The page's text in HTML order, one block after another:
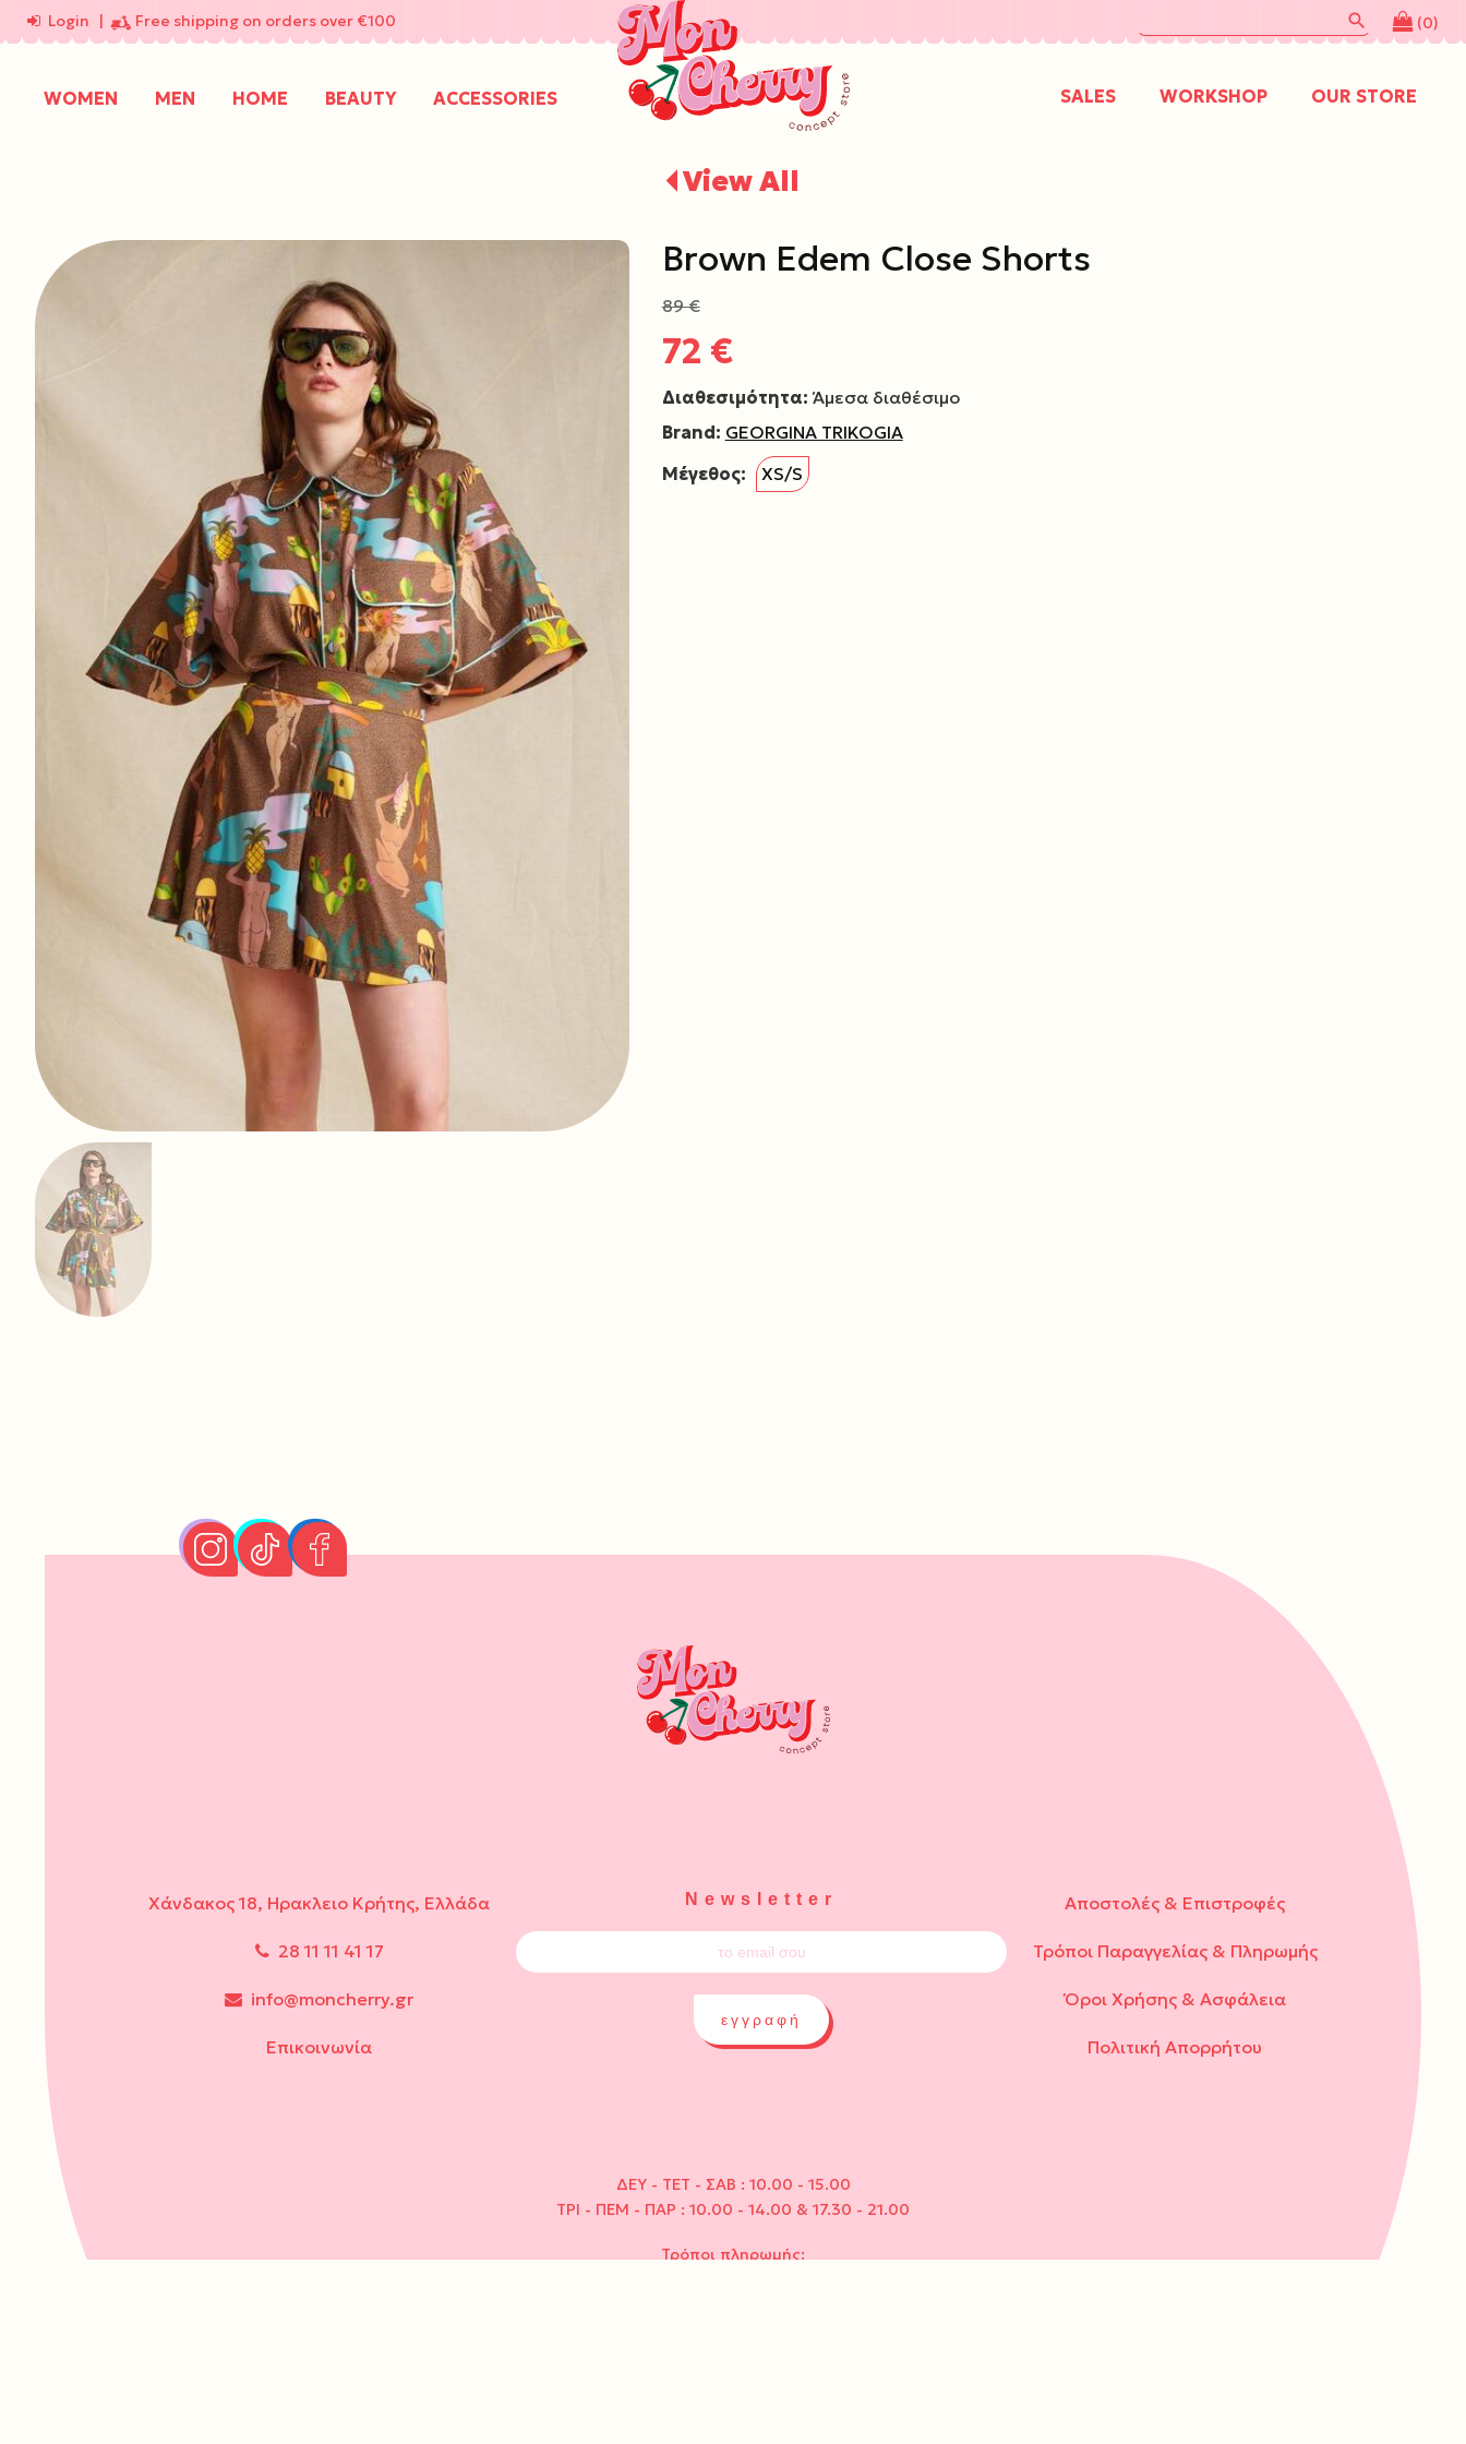
Login | Free shipping on orders over €100 (0)
search
SALES WORKSHOP OUR STORE
/
WOMEN MEN HOME BEAUTY ACCESSORIES
View All
Brown Edem Close Shorts
89 €
72 €
Διαθεσιμότητα: Άμεσα διαθέσιμο
Brand: GEORGINA TRIKOGIA
Μέγεθος:
XS/S
Χάνδακος 18, Ηρακλειο Κρήτης, Ελλάδα
28 11 11 41 17
info@moncherry.gr
Επικοινωνία
Newsletter
εγγραφή
Αποστολές & Επιστροφές
Τρόποι Παραγγελίας & Πληρωμής
Όροι Χρήσης & Ασφάλεια
Πολιτική Απορρήτου
ΔΕΥ - ΤΕΤ - ΣΑΒ : 10.00 - 15.00
ΤΡΙ - ΠΕΜ - ΠΑΡ : 10.00 - 14.00 & 17.30 - 21.00
Τρόποι πληρωμής: